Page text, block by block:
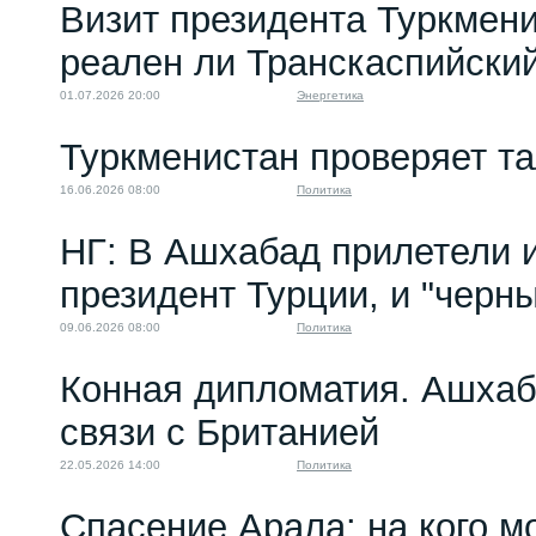
Визит президента
реален ли
01.07.2026 20:00 Энергетика
Туркменистан проверяет
16.06.2026 08:00 Политика
НГ: В Ашхабад прилетели
президент Турции, и
09.06.2026 08:00 Политика
Конная дипломатия.
связи с Британией
22.05.2026 14:00 Политика
Спасение Арала: на кого